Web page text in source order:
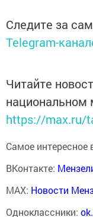
Следите за
Telegram-
Читайте
https://max.ru/
Самое интересное
ВКонтакте:
MAX: Новости
Одноклассники: